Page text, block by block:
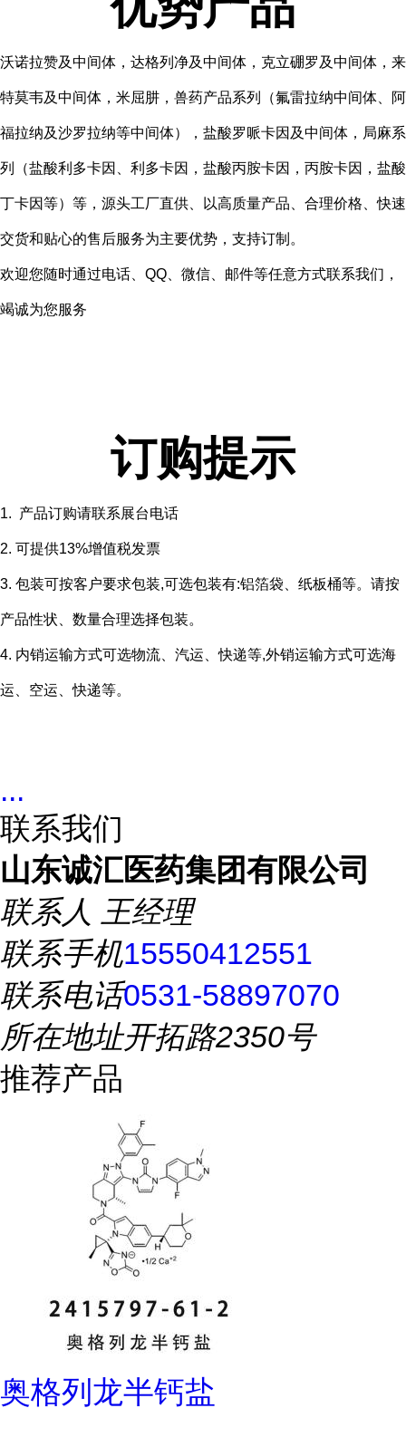
沃诺拉赞及中间体，达格列净及中间体，克立硼罗及中间体，来
特莫韦及中间体，米屈肼，兽药产品系列（氟雷拉纳中间体、阿
福拉纳及沙罗拉纳等中间体），盐酸罗哌卡因及中间体，局麻系
列（盐酸利多卡因、利多卡因，盐酸丙胺卡因，丙胺卡因，盐酸
丁卡因等）等， 源头工厂直供、以高质量产品、合理价格、快速
交货和贴心的售后服务为主要优势，支持订制。
欢迎您随时通过电话、QQ、微信、邮件等任意方式联系我们，
竭诚为您服务
订购提示
1. 产品订购请联系展台电话
2. 可提供13%增值税发票
3. 包装可按客户要求包装,可选包装有:铝箔袋、纸板桶等。请按
产品性状、数量合理选择包装。
4. 内销运输方式可选物流、汽运、快递等,外销运输方式可选海
运、空运、快递等。
...
联系我们
山东诚汇医药集团有限公司
联系人 王经理
联系手机15550412551
联系电话0531-58897070
所在地址开拓路2350号
推荐产品
奥格列龙半钙盐